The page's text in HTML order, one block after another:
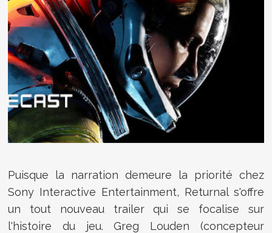
Puisque la narration demeure la priorité chez
Sony Interactive Entertainment, Returnal s'offre
un tout nouveau trailer qui se focalise sur
l'histoire du jeu. Greg Louden (concepteur